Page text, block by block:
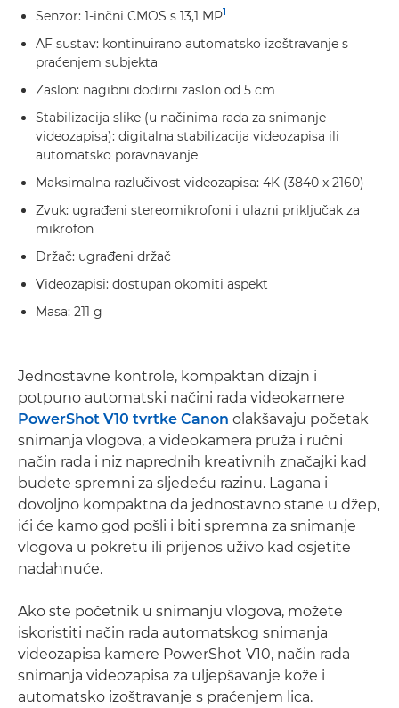
Senzor: 1-inčni CMOS s 13,1 MP1
AF sustav: kontinuirano automatsko izoštravanje s
praćenjem subjekta
Zaslon: nagibni dodirni zaslon od 5 cm
Stabilizacija slike (u načinima rada za snimanje
videozapisa): digitalna stabilizacija videozapisa ili
automatsko poravnavanje
Maksimalna razlučivost videozapisa: 4K (3840 x 2160)
Zvuk: ugrađeni stereomikrofoni i ulazni priključak za
mikrofon
Držač: ugrađeni držač
Videozapisi: dostupan okomiti aspekt
Masa: 211 g
Jednostavne kontrole, kompaktan dizajn i
potpuno automatski načini rada videokamere
PowerShot V10 tvrtke Canon olakšavaju početak
snimanja vlogova, a videokamera pruža i ručni
način rada i niz naprednih kreativnih značajki kad
budete spremni za sljedeću razinu. Lagana i
dovoljno kompaktna da jednostavno stane u džep,
ići će kamo god pošli i biti spremna za snimanje
vlogova u pokretu ili prijenos uživo kad osjetite
nadahnuće.
Ako ste početnik u snimanju vlogova, možete
iskoristiti način rada automatskog snimanja
videozapisa kamere PowerShot V10, način rada
snimanja videozapisa za uljepšavanje kože i
automatsko izoštravanje s praćenjem lica.